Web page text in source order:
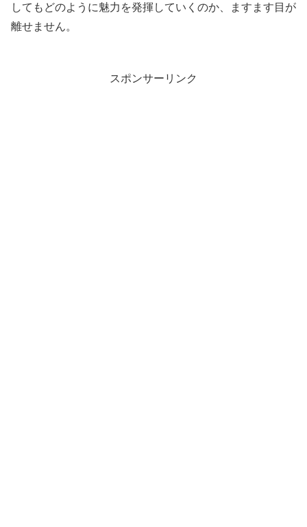
してもどのように魅力を発揮していくのか、ますます目が
離せません。
スポンサーリンク